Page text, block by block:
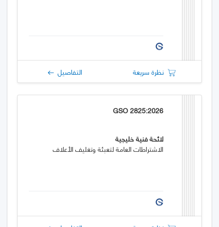
نظرة سريعة التفاصيل
GSO 2825:2026
لائحة فنية خليجية
الاشتراطات العامة لتعبئة وتغليف الأعلاف